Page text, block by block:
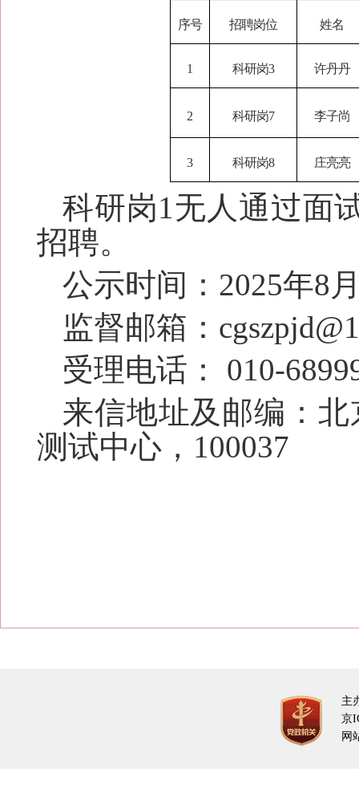
序号 招聘岗位 姓名
1 科研岗3 许丹丹
2 科研岗7 李子尚
3 科研岗8 庄亮亮
科研岗1无人通过面
招聘。
公示时间：2025年8
监督邮箱：
受理电话： 010-
来信地址及邮编： 北
测试中心，100037
主
京
网